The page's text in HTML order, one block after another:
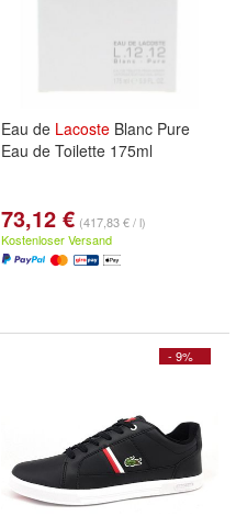
Eau de Lacoste Blanc Pure
Eau de Toilette 175ml
73,12 € (417,83 € / l)
Kostenloser Versand
- 9%